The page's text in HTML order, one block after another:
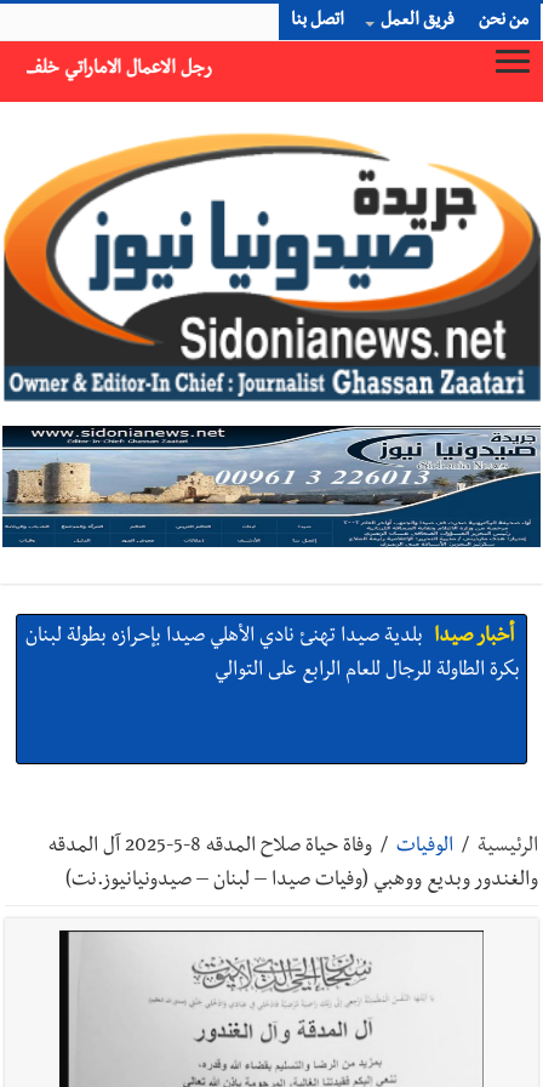
من نحن فريق العمل اتصل بنا
رجل الاعمال الاماراتي خلف الحبتور : 112 شهيداً شُيّعوا في ‫غزة‬ بعد أن بقوا تحت الأنقاض منذ عام 2023: أيُعقل أن يبقى الشعب الفلسطيني يعيش كل هذا الألم؟ وإلى متى تستمر هذه المعاناة التي تمزق القلوب والضمائر؟
أخبار صيدا بلدية صيدا تهنئ نادي الأهلي صيدا بإحرازه بطولة لبنان
بكرة الطاولة للرجال للعام الرابع على التوالي
أخبار صيدا عمر مرجان يتصل برئيس النادي الرياضي مهنئا بإحراز
مؤسسة مياه لبنان الجنوبي : انخفاض التغذية بالمياه
الرئيسية / الوفيات /
وفاة حياة صلاح المدقه 8-5-2025 آل المدقه
والغندور وبديع ووهبي (وفيات صيدا – لبنان – صيدونيانيوز.نت)